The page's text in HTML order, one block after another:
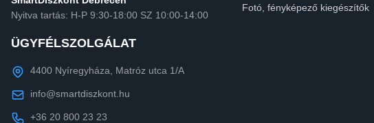
Nyitva tartás: H-P 9:30-18:00 SZ 10:00-14:00
ÜGYFÉLSZOLGÁLAT
4400 Nyíregyháza, Matróz utca 1/A
info@smartdiszkont.hu
+36 20 800 23 23
Fotó, fényképező kiegészítők